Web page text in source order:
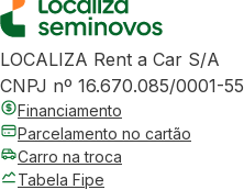
LOCALIZA Rent a Car S/A
CNPJ nº 16.670.085/0001-55
Financiamento
Parcelamento no cartão
Carro na troca
Tabela Fipe